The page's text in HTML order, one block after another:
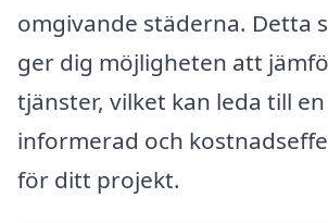
omgivande städerna. Detta
ger dig möjligheten att
tjänster, vilket kan leda till
informerad och
för ditt projekt.